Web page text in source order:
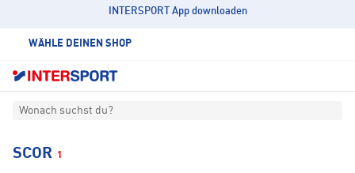
INTERSPORT App downloaden
WÄHLE DEINEN SHOP
Wonach suchst du?
SCOR 1